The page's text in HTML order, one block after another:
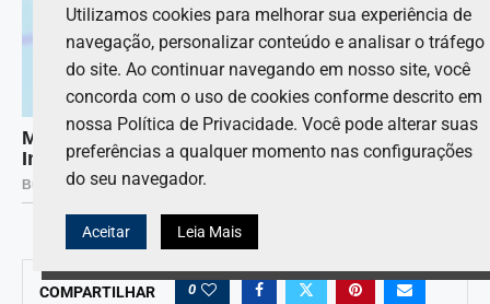
COMPARTILHAR 0
Utilizamos cookies para melhorar sua experiência de
navegação, personalizar conteúdo e analisar o tráfego
do site. Ao continuar navegando em nosso site, você
concorda com o uso de cookies conforme descrito em
nossa Política de Privacidade. Você pode alterar suas
preferências a qualquer momento nas configurações
do seu navegador.
Aceitar Leia Mais